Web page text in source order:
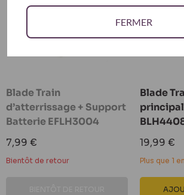
Blade Train
d’atterrissage + Support
Batterie EFLH3004
Prix
réduit
7,99 €
Bientôt de retour
Blade
Prix
réduit
19,99 €
Plus que 1
FERMER